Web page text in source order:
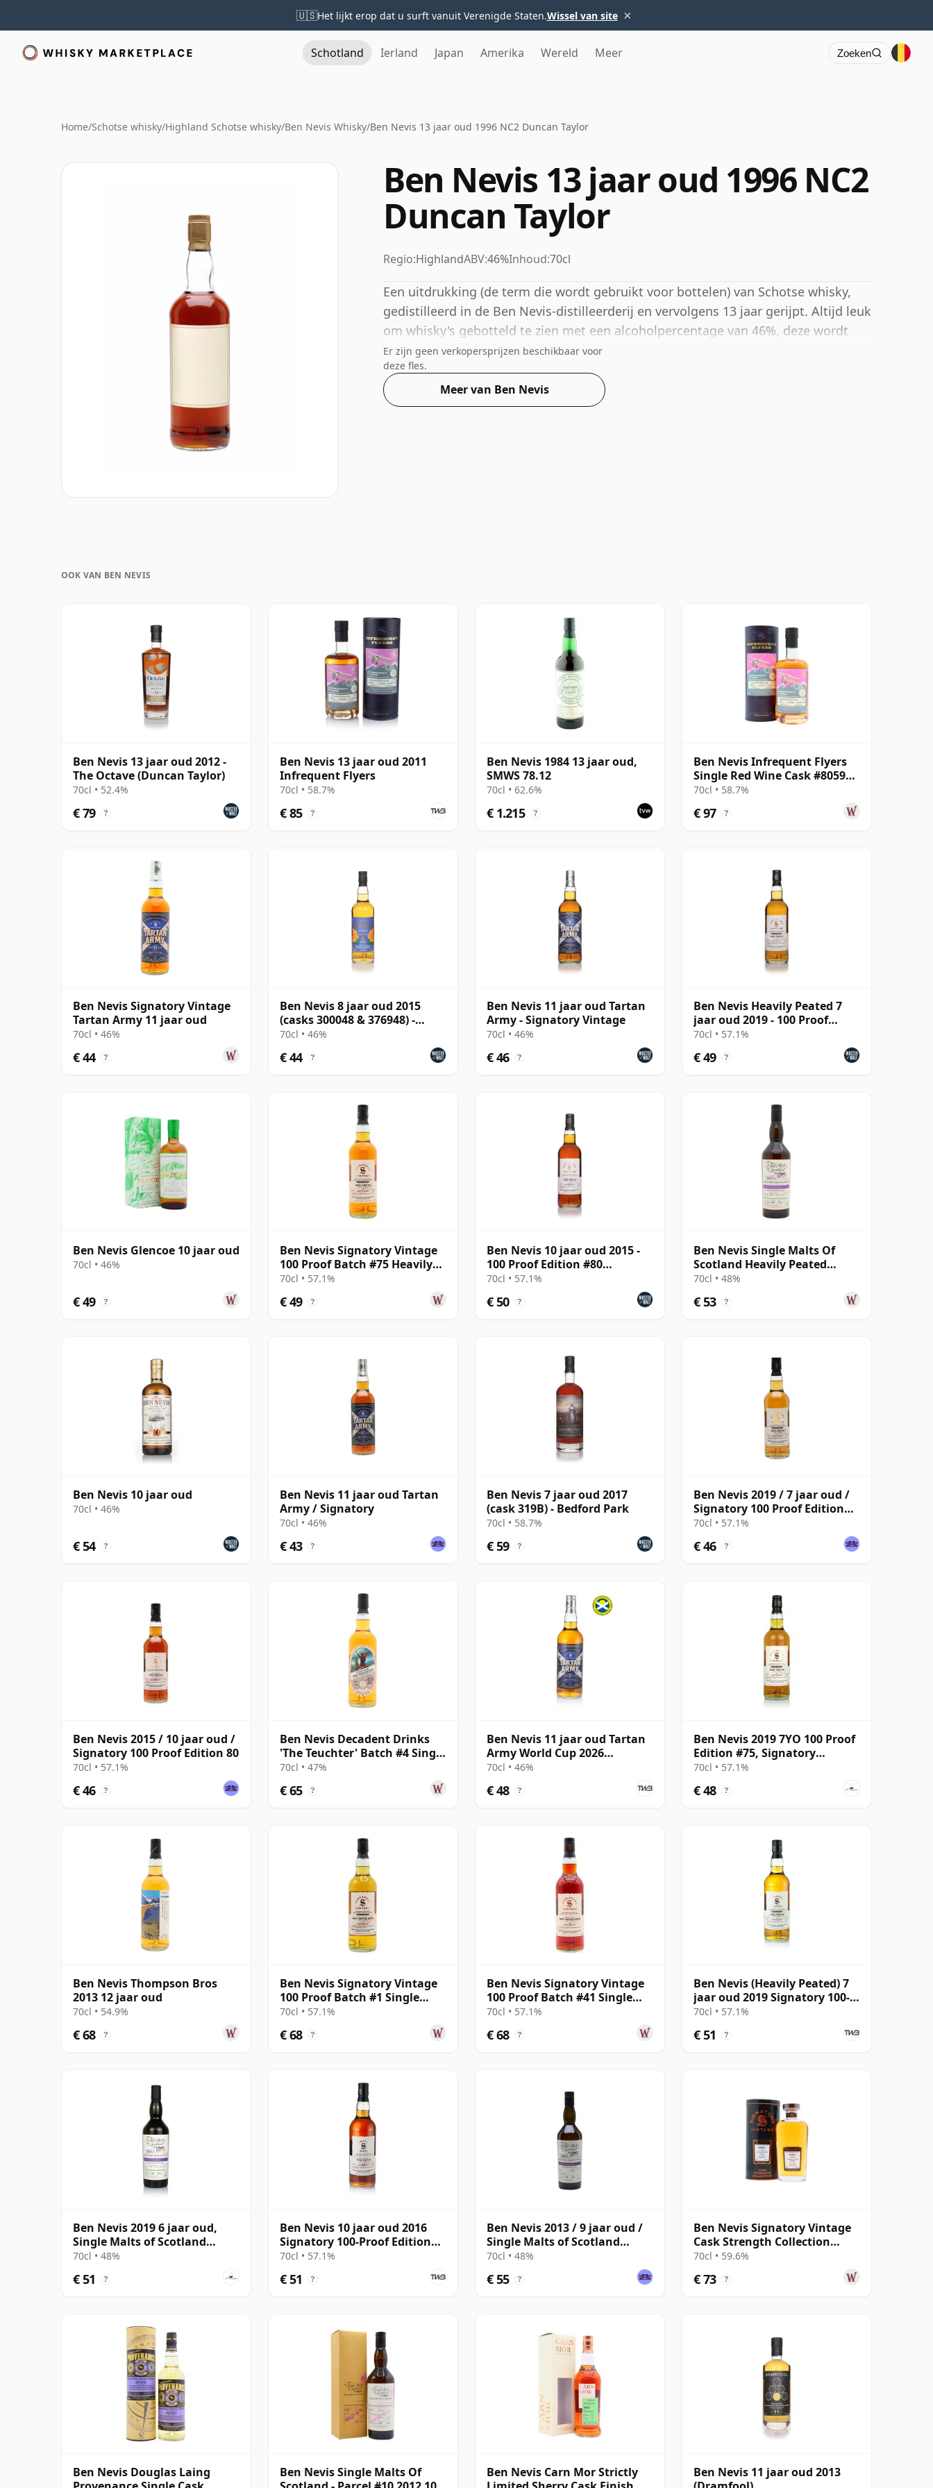
🇺🇸Het lijkt erop dat u surft vanuit Verenigde Staten.Wissel van site ×
Schotland Ierland Japan Amerika Wereld Meer Zoeken
Home/Schotse whisky/Highland Schotse whisky/Ben Nevis Whisky/Ben Nevis 13 jaar oud 1996 NC2 Duncan Taylor
Ben Nevis 13 jaar oud 1996 NC2
Duncan Taylor
Regio:HighlandABV:46%Inhoud:70cl
Een uitdrukking (de term die wordt gebruikt voor bottelen) van Schotse whisky,
gedistilleerd in de Ben Nevis-distilleerderij en vervolgens 13 jaar gerijpt. Altijd leuk
om whisky's gebotteld te zien met een alcoholpercentage van 46%, deze wordt
geleverd in de normale grootte van 70cl.
Er zijn geen verkopersprijzen beschikbaar voor
deze fles.
Meer van Ben Nevis
OOK VAN BEN NEVIS
Ben Nevis 13 jaar oud 2012 -
The Octave (Duncan Taylor)
70cl • 52.4%
€ 79 ?
Ben Nevis 13 jaar oud 2011
Infrequent Flyers
70cl • 58.7%
€ 85 ?
Ben Nevis 1984 13 jaar oud,
SMWS 78.12
70cl • 62.6%
€ 1.215 ?
Ben Nevis Infrequent Flyers
Single Red Wine Cask #805913
2011 13 jaar oud
70cl • 58.7%
€ 97 ?
Ben Nevis Signatory Vintage
Tartan Army 11 jaar oud
70cl • 46%
€ 44 ?
Ben Nevis 8 jaar oud 2015
(casks 300048 & 376948) -
Small Batch
70cl • 46%
€ 44 ?
Ben Nevis 11 jaar oud Tartan
Army - Signatory Vintage
70cl • 46%
€ 46 ?
Ben Nevis Heavily Peated 7
jaar oud 2019 - 100 Proof
Edition #75
70cl • 57.1%
€ 49 ?
Ben Nevis Glencoe 10 jaar oud
70cl • 46%
€ 49 ?
Ben Nevis Signatory Vintage
100 Proof Batch #75 Heavily
Peat 2019 7 jaar oud
70cl • 57.1%
€ 49 ?
Ben Nevis 10 jaar oud 2015 -
100 Proof Edition #80
(Signatory)
70cl • 57.1%
€ 50 ?
Ben Nevis Single Malts Of
Scotland Heavily Peated
Small Batc 2019 6 jaar oud
70cl • 48%
€ 53 ?
Ben Nevis 10 jaar oud
70cl • 46%
€ 54 ?
Ben Nevis 11 jaar oud Tartan
Army / Signatory
70cl • 46%
€ 43 ?
Ben Nevis 7 jaar oud 2017
(cask 319B) - Bedford Park
70cl • 58.7%
€ 59 ?
Ben Nevis 2019 / 7 jaar oud /
Signatory 100 Proof Edition
#75
70cl • 57.1%
€ 46 ?
Ben Nevis 2015 / 10 jaar oud /
Signatory 100 Proof Edition 80
70cl • 57.1%
€ 46 ?
Ben Nevis Decadent Drinks
'The Teuchter' Batch #4 Single
Mal 2016 10 jaar oud
70cl • 47%
€ 65 ?
Ben Nevis 11 jaar oud Tartan
Army World Cup 2026
Signatory
70cl • 46%
€ 48 ?
Ben Nevis 2019 7YO 100 Proof
Edition #75, Signatory
Vintage
70cl • 57.1%
€ 48 ?
Ben Nevis Thompson Bros
2013 12 jaar oud
70cl • 54.9%
€ 68 ?
Ben Nevis Signatory Vintage
100 Proof Batch #1 Single
Malt S 2019 4 jaar oud
70cl • 57.1%
€ 68 ?
Ben Nevis Signatory Vintage
100 Proof Batch #41 Single
Malt 2015 9 jaar oud
70cl • 57.1%
€ 68 ?
Ben Nevis (Heavily Peated) 7
jaar oud 2019 Signatory 100-
Proof Edition #75
70cl • 57.1%
€ 51 ?
Ben Nevis 2019 6 jaar oud,
Single Malts of Scotland
Small Batch
70cl • 48%
€ 51 ?
Ben Nevis 10 jaar oud 2016
Signatory 100-Proof Edition
#80
70cl • 57.1%
€ 51 ?
Ben Nevis 2013 / 9 jaar oud /
Single Malts of Scotland
Small Batch
70cl • 48%
€ 55 ?
Ben Nevis Signatory Vintage
Cask Strength Collection
Single 2014 11 jaar oud
70cl • 59.6%
€ 73 ?
Ben Nevis Douglas Laing
Ben Nevis Single Malts Of
Ben Nevis Carn Mor Strictly
Ben Nevis 11 jaar oud 2013